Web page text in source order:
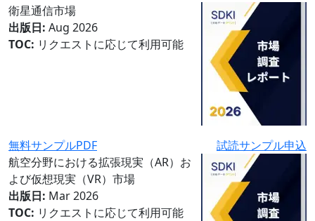
衛星通信市場
出版日: Aug 2026
TOC: リクエストに応じて利用可能
無料サンプルPDF
試読サンプル申込
航空分野における拡張現実（AR）お
よび仮想現実（VR）市場
出版日: Mar 2026
TOC: リクエストに応じて利用可能